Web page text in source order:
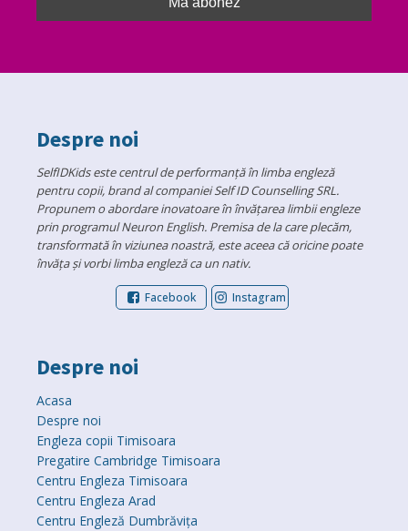
Despre noi
SelfIDKids este centrul de performanță în limba engleză
pentru copii, brand al companiei Self ID Counselling SRL.
Propunem o abordare inovatoare în învățarea limbii engleze
prin programul Neuron English. Premisa de la care plecăm,
transformată în viziunea noastră, este aceea că oricine poate
învăța și vorbi limba engleză ca un nativ.
Facebook Instagram
Despre noi
Acasa
Despre noi
Engleza copii Timisoara
Pregatire Cambridge Timisoara
Centru Engleza Timisoara
Centru Engleza Arad
Centru Engleză Dumbrăvița